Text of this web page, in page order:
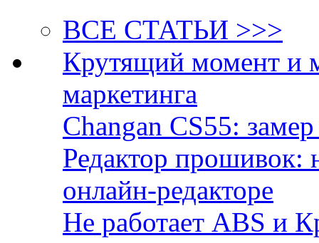
ВСЕ СТАТЬИ >>>
Крутящий момент и
маркетинга
Changan CS55:
Редактор прошивок:
онлайн-редакторе
Не работает ABS и